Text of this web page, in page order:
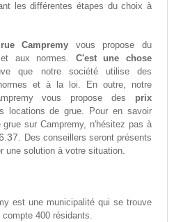
les différentes étapes du choix à
Campremy vous propose du
aux normes. C'est une chose
que notre société utilise des
et à la loi. En outre, notre
vous propose des prix
locations de grue. Pour en savoir
sur Campremy, n'hésitez pas à
. Des conseillers seront présents
une solution à votre situation.
est une municipalité qui se trouve
400 résidants.